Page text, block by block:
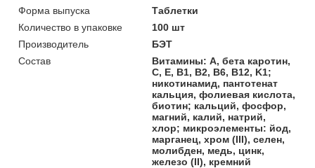
Форма выпуска
Таблетки
Количество в упаковке
100 шт
Производитель
БЭТ
Состав
Витамины: А, бета каротин,
C, E, B1, B2, B6, B12, K1;
никотинамид, пантотенат
кальция, фолиевая кислота,
биотин; кальций, фосфор,
магний, калий, натрий,
хлор; микроэлементы: йод,
марганец, хром (III), селен,
молибден, медь, цинк,
железо (II), кремний